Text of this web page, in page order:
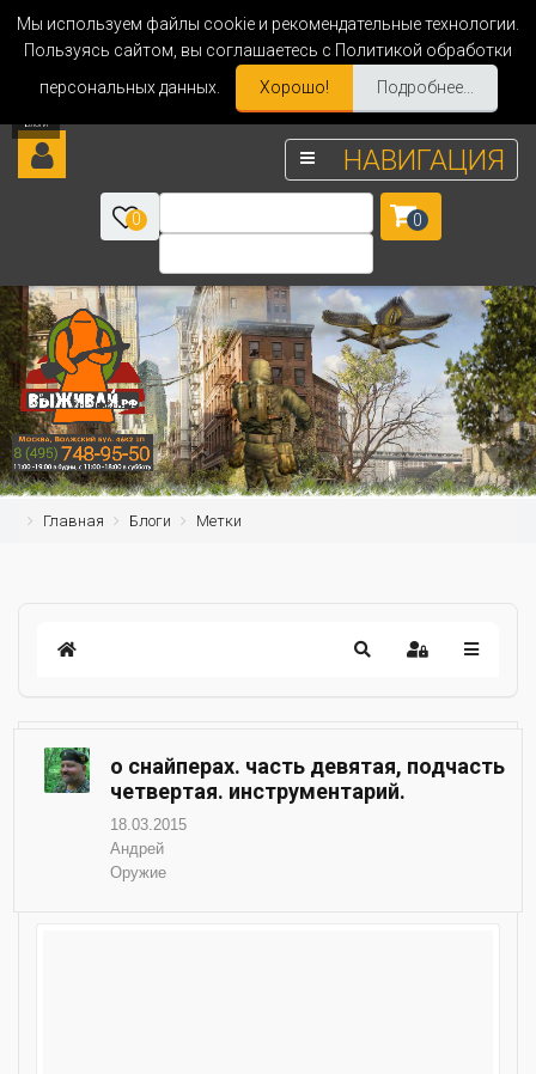
Мы используем файлы cookie и рекомендательные технологии.
Пользуясь сайтом, вы соглашаетесь с Политикой обработки
персональных данных.
Хорошо! Подробнее...
НАВИГАЦИЯ
0 0
Главная Блоги Метки
о снайперах. часть девятая, подчасть
четвертая. инструментарий.
18.03.2015
Андрей
Оружие